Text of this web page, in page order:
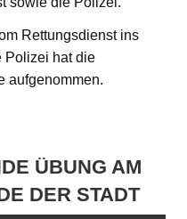
Rettungsdienst ins
Polizei hat die
aufgenommen.
ÜBUNG AM H
DER STADT